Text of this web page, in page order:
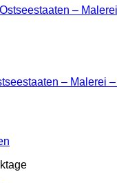
– Malerei